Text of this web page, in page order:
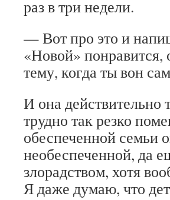
раз в три недели.
— Вот про это и
«Новой» понравится,
тему, когда ты вон
И она действительно
трудно так резко
обеспеченной семьи
необеспеченной, да
злорадством, хотя
Я даже думаю, что